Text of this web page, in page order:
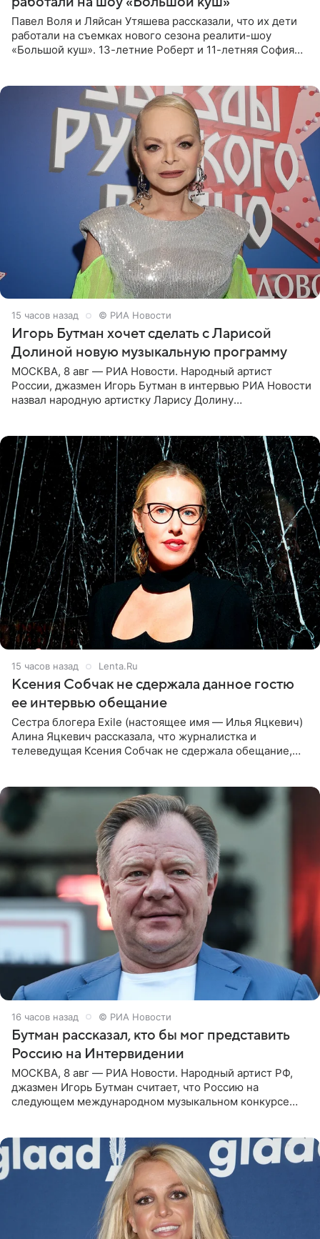
Павел Воля и Ляйсан Утяшева рассказали, что их дети
работали на съемках нового сезона реалити-шоу
«Большой куш». 13-летние Роберт и 11-летняя София
15 часов назад © РИА Новости
Игорь Бутман хочет сделать с Ларисой
Долиной новую музыкальную программу
МОСКВА, 8 авг — РИА Новости. Народный артист
России, джазмен Игорь Бутман в интервью РИА Новости
назвал народную артистку Ларису Долину
15 часов назад Lenta.Ru
Ксения Собчак не сдержала данное гостю
ее интервью обещание
Сестра блогера Exile (настоящее имя — Илья Яцкевич)
Алина Яцкевич рассказала, что журналистка и
телеведущая Ксения Собчак не сдержала обещание,
16 часов назад © РИА Новости
Бутман рассказал, кто бы мог представить
Россию на Интервидении
МОСКВА, 8 авг — РИА Новости. Народный артист РФ,
джазмен Игорь Бутман считает, что Россию на
следующем международном музыкальном конкурсе